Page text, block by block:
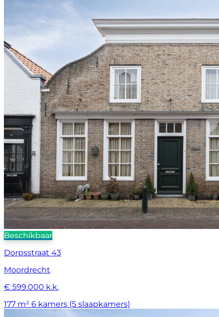
Beschikbaar
Dorpsstraat 43
Moordrecht
€ 599.000 k.k.
177 m² 6 kamers (5 slaapkamers)